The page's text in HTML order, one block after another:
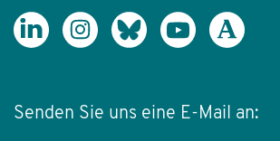
Senden Sie uns eine E-Mail an: